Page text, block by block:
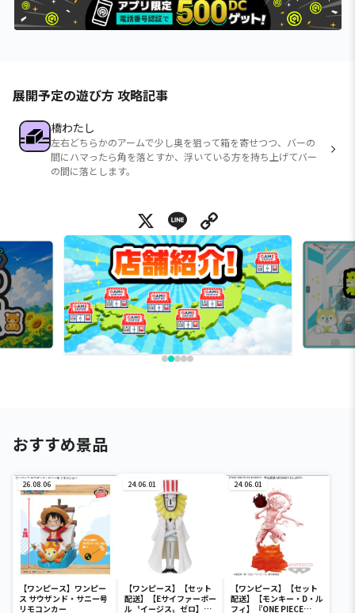
展開予定の遊び方 攻略記事
橋わたし
左右どちらかのアームで少し奥を狙って箱を寄せつつ、バーの
間にハマったら角を落とすか、浮いている方を持ち上げてバー
の間に落とします。
X Line
おすすめ景品
26.08.06
【ワンピース】ワンピー
ス サウザンド・サニー号
リモコンカー
24.06.01
【ワンピース】【セット
配送】【Eサイファーポー
ル〝イージス〟ゼロ】ワ
24.06.01
【ワンピース】【セット
配送】【モンキー・D・ル
フィ】『ONE PIECE